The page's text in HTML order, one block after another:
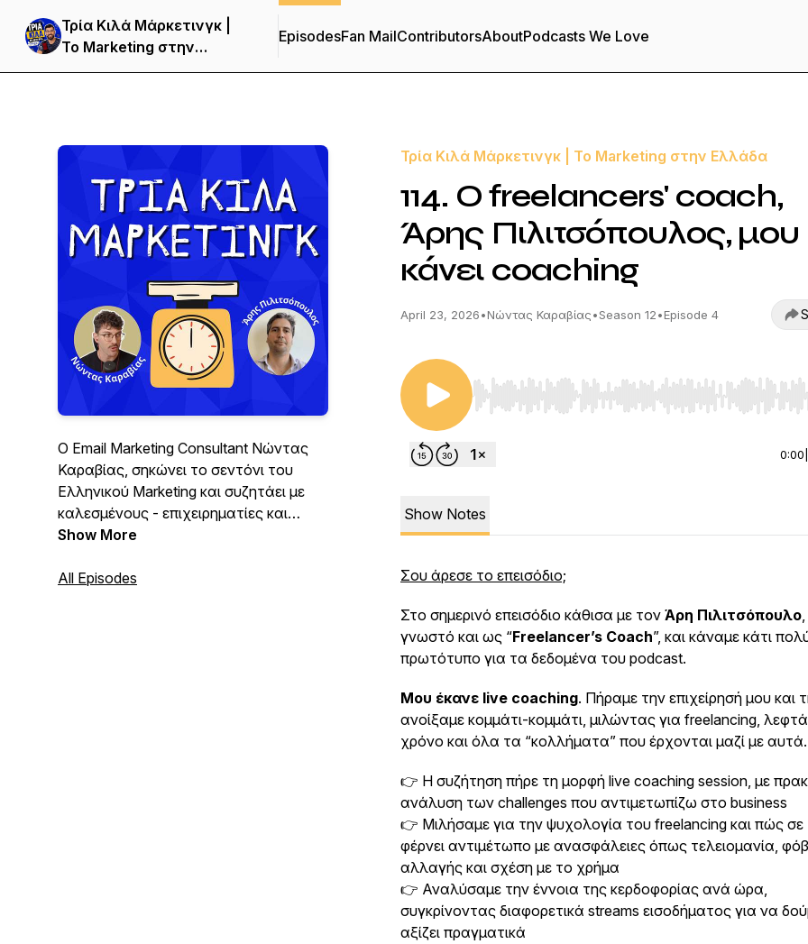
Τρία Κιλά Μάρκετινγκ |
Το Marketing στην
Ελλάδα
EpisodesFan MailContributorsAboutPodcasts We Love
Ο Email Marketing Consultant Νώντας
Καραβίας, σηκώνει το σεντόνι του
Ελληνικού Marketing και συζητάει με
καλεσμένους - επιχειρηματίες και
marketers - τις παθογένειες που
marketing tips, ενδιαφέροντα (best και
Show More
All Episodes
Τρία Κιλά Μάρκετινγκ | Το Marketing στην Ελλάδα
114. O freelancers' coach,
Άρης Πιλιτσόπουλος, μου
κάνει coaching
April 23, 2026•Νώντας Καραβίας•Season 12•Episode 4
Use Left/Right to seek, Home/End to jump to start
0:00
Show Notes
Σου άρεσε το επεισόδιο;
Στο σημερινό επεισόδιο κάθισα με τον Άρη Πιλιτσόπουλο,
γνωστό και ως “Freelancer’s Coach”, και κάναμε κάτι
πρωτότυπο για τα δεδομένα του podcast.
Μου έκανε live coaching. Πήραμε την επιχείρησή μου και
ανοίξαμε κομμάτι-κομμάτι, μιλώντας για freelancing,
χρόνο και όλα τα “κολλήματα” που έρχονται μαζί με αυτά.
👉 Η συζήτηση πήρε τη μορφή live coaching session, με
ανάλυση των challenges που αντιμετωπίζω στο business
👉 Μιλήσαμε για την ψυχολογία του freelancing και πώς σε
φέρνει αντιμέτωπο με ανασφάλειες όπως τελειομανία,
αλλαγής και σχέση με το χρήμα
👉 Αναλύσαμε την έννοια της κερδοφορίας ανά ώρα,
συγκρίνοντας διαφορετικά streams εισοδήματος για να
αξίζει πραγματικά